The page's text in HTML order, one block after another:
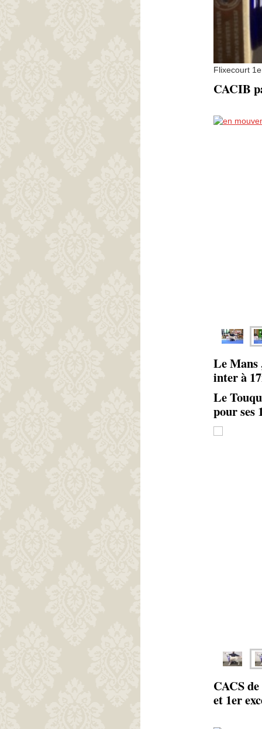
Flixecourt
CACIB
Le Mans
inter à
Le
pour ses
CACS
et 1er